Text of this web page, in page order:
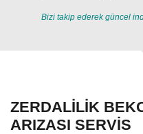
Bizi takip ederek güncel
ZERDALILIK
ARIZASI SERVIS